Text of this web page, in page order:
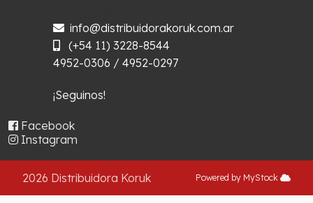
info@distribuidorakoruk.com.ar
(+54 11) 3228-8544
4952-0306 / 4952-0297
¡Seguinos!
Facebook
Instagram
2026 Distribuidora Koruk Powered by MyStock